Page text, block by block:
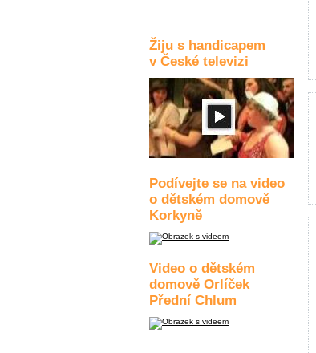
Žiju s handicapem
v České televizi
Podívejte se na video
o dětském domově
Korkyně
Video o dětském
domově Orlíček
Přední Chlum